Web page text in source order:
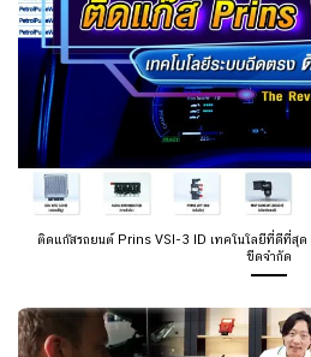
ติดแก๊สรถยนต์ Prins VSI-3 ID เทคโนโลยีที่ดีที่สุด
ขีดจำกัด